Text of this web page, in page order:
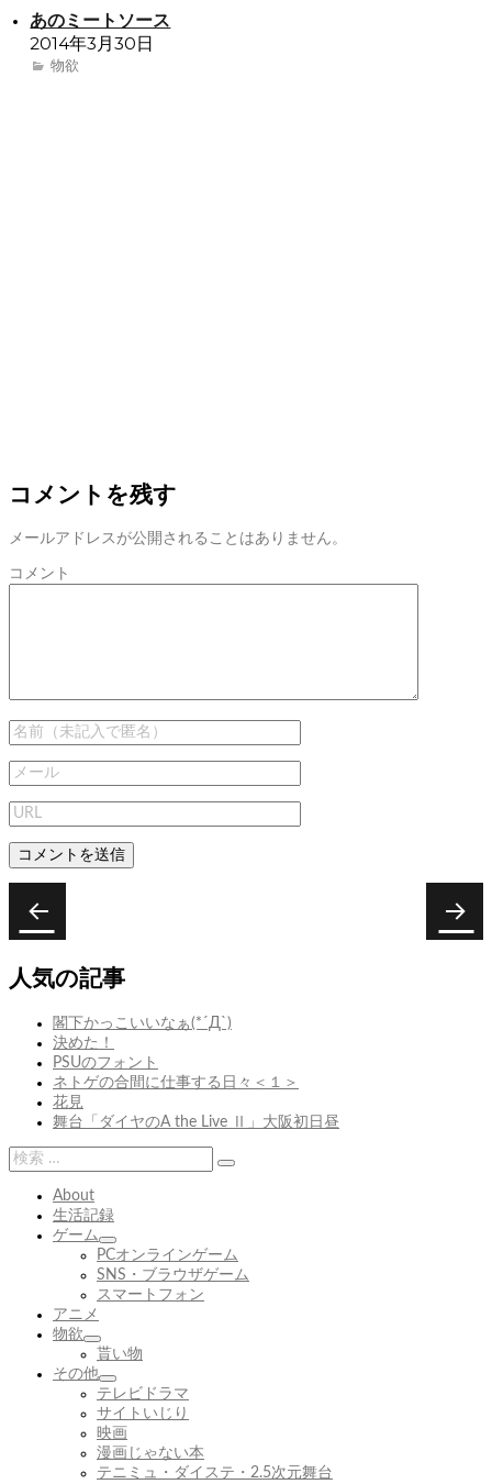
あのミートソース
2014年3月30日
物欲
コメントを残す
メールアドレスが公開されることはありません。
コメント
稿
ビ
ン
の
投
ツ
矢
イ
ダ
ー
人気の記事
閣下かっこいいなぁ(*´Д`)
決めた！
PSUのフォント
ネトゲの合間に仕事する日々＜１＞
花見
舞台「ダイヤのA the Live Ⅱ」大阪初日昼
検
索:
About
生活記録
ゲーム
サ
ブ
メ
ー
展
開
PCオンラインゲーム
SNS・ブラウザゲーム
スマートフォン
アニメ
物欲
サ
ブ
メ
ニ
ュ
ー
を
貰い物
その他
サ
ブ
メ
ニ
ュ
テレビドラマ
サイトいじり
映画
漫画じゃない本
テニミュ・ダイステ・2.5次元舞台